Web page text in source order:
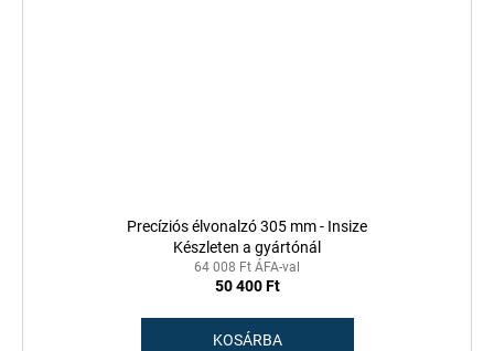
Precíziós élvonalzó 305 mm - Insize
Készleten a gyártónál
64 008 Ft ÁFA-val
50 400 Ft
KOSÁRBA